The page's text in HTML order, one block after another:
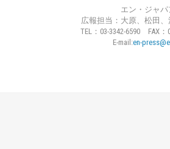
エン・ジャ
広報担当：大原、松田
TEL：03-3342-6590 FAX：
E-mail:en-